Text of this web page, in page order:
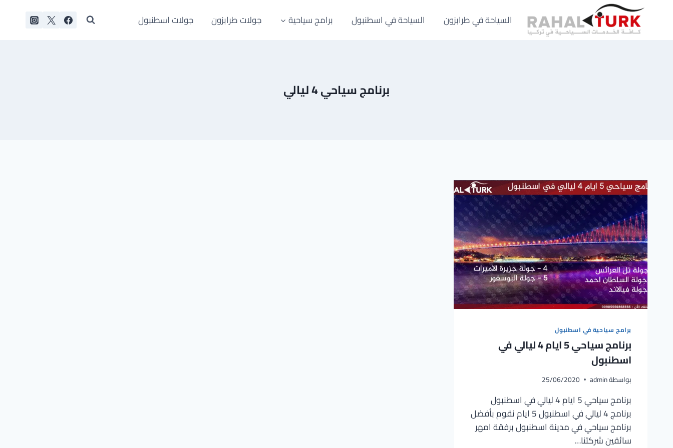
السياحة في طرابزون السياحة في اسطنبول برامج سياحية جولات طرابزون جولات اسطنبول
برنامج سياحي 4 ليالي
برامج سياحية في اسطنبول
برنامج سياحي 5 ايام 4 ليالي في
اسطنبول
بواسطةadmin
25/06/2020
برنامج سياحي 5 ايام 4 ليالي في اسطنبول
برنامج 4 ليالي في اسطنبول 5 ايام نقوم بأفضل
برنامج سياحي في مدينة اسطنبول برفقة امهر
سائقين شركتنا…